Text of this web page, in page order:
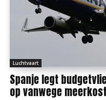
Luchtvaart
Spanje legt
op vanwege